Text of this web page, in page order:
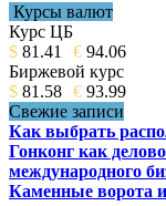
Курсы валют
Курс ЦБ
$ 81.41 € 94.06
Биржевой курс
$ 81.58 € 93.99
Свежие записи
Как выбрать
Гонконг как
международного
Каменные ворота